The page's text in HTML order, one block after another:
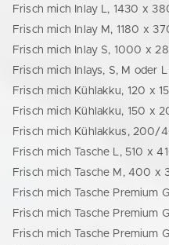
Frisch mich Inlay L, 1430 x
Frisch mich Inlay M, 1180 x
Frisch mich Inlay S, 1000 x
Frisch mich Inlays, S, M oder
Frisch mich Kühlakku, 120 x
Frisch mich Kühlakku, 150 x
Frisch mich Kühlakkus, 200/
Frisch mich Tasche L, 510 x
Frisch mich Tasche M, 400
Frisch mich Tasche Premium